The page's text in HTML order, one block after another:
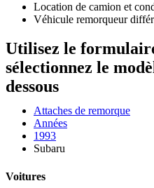
Location de camion et
Véhicule remorqueur
Utilisez le
sélectionnez le
dessous
Attaches de remorque
Années
1993
Subaru
Voitures